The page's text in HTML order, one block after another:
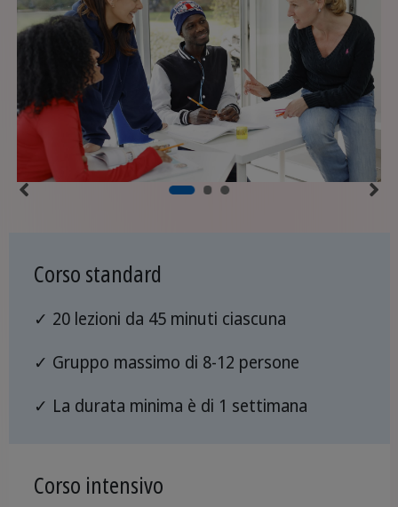
Corso standard
✓ 20 lezioni da 45 minuti ciascuna
✓ Gruppo massimo di 8-12 persone
✓ La durata minima è di 1 settimana
Corso intensivo